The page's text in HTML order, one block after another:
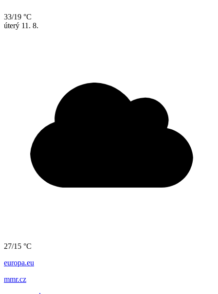
33/19 °C
úterý 11. 8.
27/15 °C
europa.eu
mmr.cz